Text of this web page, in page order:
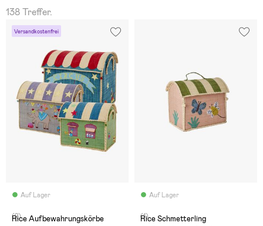
138 Treffer.
Versandkostenfrei
Auf Lager
(2)
Rice Aufbewahrungskörbe
Auf Lager
(1)
Rice Schmetterling